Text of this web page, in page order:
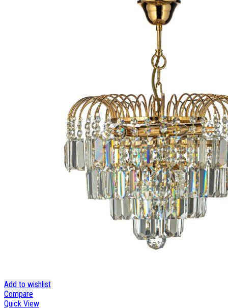
Add to wishlist
Compare
Quick View